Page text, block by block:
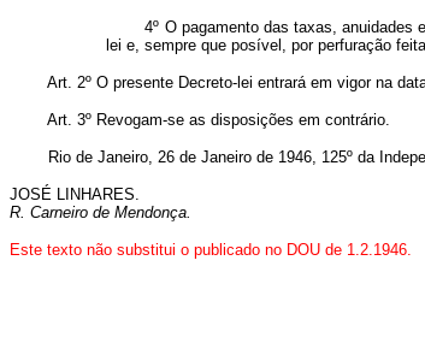
4º O pagamento das taxas, anuidades e
lei e, sempre que posível, por perfuração
Art. 2º O presente Decreto-lei entrará em vigor na
Art. 3º Revogam-se as disposições em contrário.
Rio de Janeiro, 26 de Janeiro de 1946, 125º da
JOSÉ LINHARES.
R. Carneiro de Mendonça.
Este texto não substitui o publicado no DOU de 1.2.1946.